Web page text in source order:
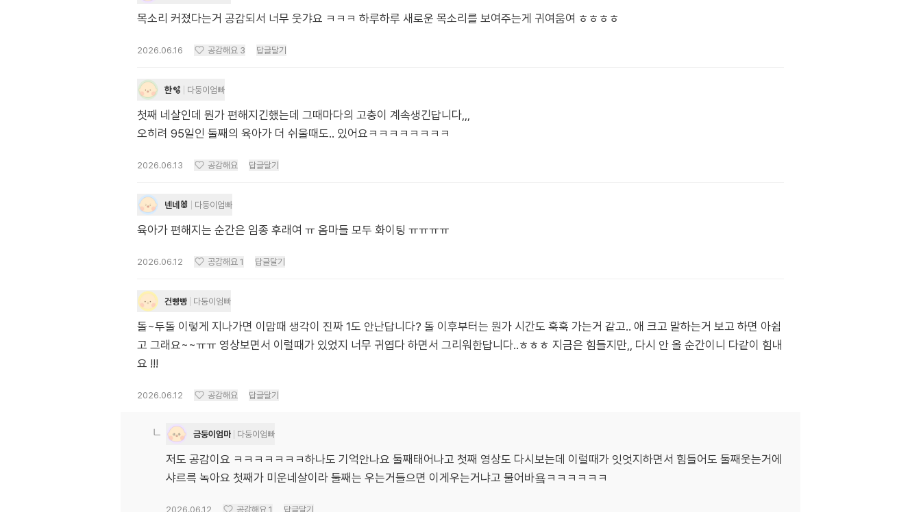
목소리 커졌다는거 공감되서 너무 웃갸요 ㅋㅋㅋ 하루하루 새로운 목소리를 보여주는게 귀여움여 ㅎㅎㅎㅎ
2026.06.16 공감해요 3 답글달기
한🫧 다둥이엄빠
첫째 네살인데 뭔가 편해지긴했는데 그때마다의 고충이 계속생긴답니다,,,
오히려 95일인 둘째의 육아가 더 쉬울때도.. 있어요ㅋㅋㅋㅋㅋㅋㅋㅋ
2026.06.13 공감해요 답글달기
넨네🐰 다둥이엄빠
육아가 편해지는 순간은 임종 후래여 ㅠ 옴마들 모두 화이팅 ㅠㅠㅠㅠ
2026.06.12 공감해요 1 답글달기
건빵빵 다둥이엄빠
돌~두돌 이렇게 지나가면 이맘때 생각이 진짜 1도 안난답니다? 돌 이후부터는 뭔가 시간도 훅훅 가는거 같고.. 애 크고 말하는거 보고 하면 아쉽
고 그래요~~ㅠㅠ 영상보면서 이럴때가 있었지 너무 귀엽다 하면서 그리워한답니다..ㅎㅎㅎ 지금은 힘들지만,, 다시 안 올 순간이니 다같이 힘내
요 !!!
2026.06.12 공감해요 답글달기
금둥이엄마 다둥이엄빠
저도 공감이요 ㅋㅋㅋㅋㅋㅋㅋ하나도 기억안나요 둘째태어나고 첫째 영상도 다시보는데 이럴때가 잇엇지하면서 힘들어도 둘째웃는거에
샤르륵 녹아요 첫째가 미운네살이라 둘째는 우는거들으면 이게우는거냐고 물어바욬ㅋㅋㅋㅋㅋㅋ
2026.06.12 공감해요 1 답글달기